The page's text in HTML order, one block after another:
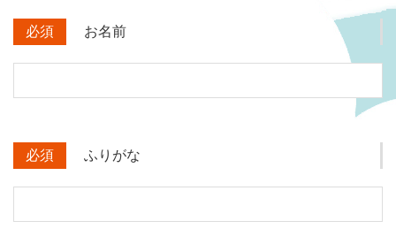
必須 お名前
必須 ふりがな